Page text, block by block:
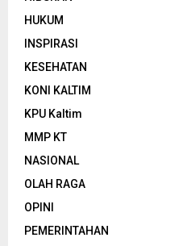
HUKUM
INSPIRASI
KESEHATAN
KONI KALTIM
KPU Kaltim
MMP KT
NASIONAL
OLAH RAGA
OPINI
PEMERINTAHAN